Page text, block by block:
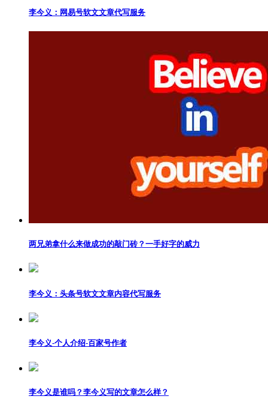
李今义：网易号软文文章代写服务
两兄弟拿什么来做成功的敲门砖？一手好字的威力
李今义：头条号软文文章内容代写服务
李今义-个人介绍-百家号作者
李今义是谁吗？李今义写的文章怎么样？